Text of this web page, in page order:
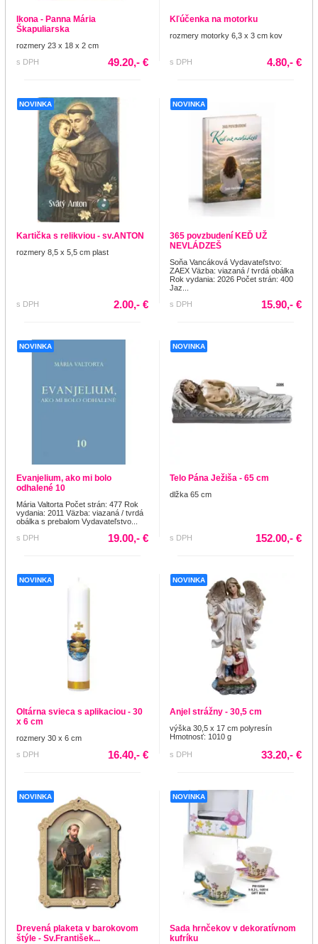
Ikona - Panna Mária
Škapuliarska
rozmery 23 x 18 x 2 cm
s DPH
49.20,- €
Kľúčenka na motorku
rozmery motorky 6,3 x 3 cm kov
s DPH 4.80,- €
NOVINKA
Kartička s relikviou - sv.ANTON
rozmery 8,5 x 5,5 cm plast
s DPH 2.00,- €
NOVINKA
365 povzbudení KEĎ UŽ
NEVLÁDZEŠ
Soňa Vancáková Vydavateľstvo:
ZAEX Väzba: viazaná / tvrdá obálka
Rok vydania: 2026 Počet strán: 400
Jaz...
s DPH
15.90,- €
NOVINKA
Evanjelium, ako mi bolo
odhalené 10
Mária Valtorta Počet strán: 477 Rok
vydania: 2011 Väzba: viazaná / tvrdá
obálka s prebalom Vydavateľstvo...
s DPH
19.00,- €
NOVINKA
Telo Pána Ježiša - 65 cm
dlžka 65 cm
s DPH 152.00,- €
NOVINKA
Oltárna svieca s aplikaciou - 30
x 6 cm
rozmery 30 x 6 cm
s DPH
16.40,- €
NOVINKA
Anjel strážny - 30,5 cm
výška 30,5 x 17 cm polyresín
Hmotnosť: 1010 g
s DPH 33.20,- €
NOVINKA
Drevená plaketa v barokovom
štýle - Sv.František...
NOVINKA
Sada hrnčekov v dekoratívnom
kufríku